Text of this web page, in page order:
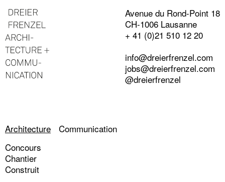
Avenue du Rond-Point 18
CH-1006 Lausanne
+ 41 (0)21 510 12 20
info@dreierfrenzel.com
jobs@dreierfrenzel.com
@dreierfrenzel
Architecture
Communication
Concours
Chantier
Construit